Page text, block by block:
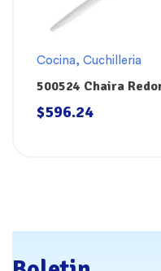
Cocina, Cuchilleria
500524 Chaira
Semi-Fino Victorinox
$596.24